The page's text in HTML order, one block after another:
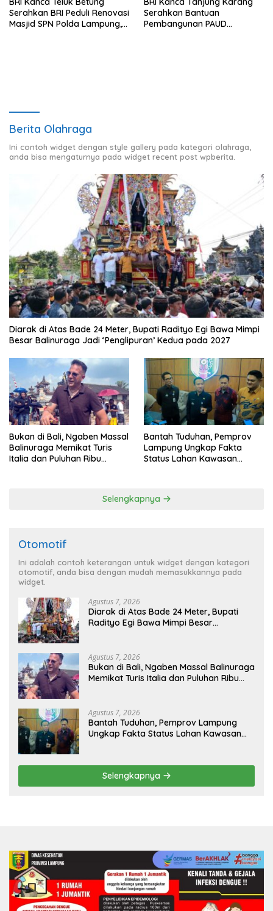
Serahkan BRI Peduli Renovasi
Masjid SPN Polda Lampung,
Serahkan Bantuan
Pembangunan PAUD
Berita Olahraga
Ini contoh widget dengan style gallery pada kategori olahraga,
anda bisa mengaturnya pada widget recent post wpberita.
Diarak di Atas Bade 24 Meter, Bupati Radityo Egi Bawa Mimpi
Besar Balinuraga Jadi ‘Penglipuran’ Kedua pada 2027
Bukan di Bali, Ngaben Massal
Balinuraga Memikat Turis
Italia dan Puluhan Ribu
Bantah Tuduhan, Pemprov
Lampung Ungkap Fakta
Status Lahan Kawasan
Selengkapnya
Otomotif
Ini adalah contoh keterangan untuk widget dengan kategori
otomotif, anda bisa dengan mudah memasukkannya pada
widget.
Agustus 7, 2026
Diarak di Atas Bade 24 Meter, Bupati
Radityo Egi Bawa Mimpi Besar
Agustus 7, 2026
Bukan di Bali, Ngaben Massal Balinuraga
Memikat Turis Italia dan Puluhan Ribu
Agustus 7, 2026
Bantah Tuduhan, Pemprov Lampung
Ungkap Fakta Status Lahan Kawasan
Selengkapnya